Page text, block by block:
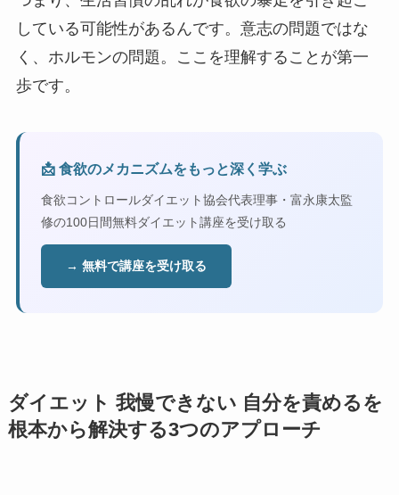
している可能性があるんです。意志の問題ではな
く、ホルモンの問題。ここを理解することが第一
歩です。
📩 食欲のメカニズムをもっと深く学ぶ
食欲コントロールダイエット協会代表理事・富永康太監
修の100日間無料ダイエット講座を受け取る
→ 無料で講座を受け取る
ダイエット 我慢できない 自分を責めるを
根本から解決する3つのアプローチ